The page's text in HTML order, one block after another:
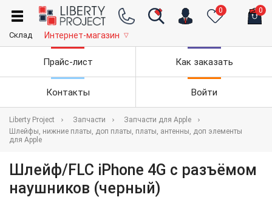
0 0
Склад Интернет-магазин ▽
Прайс-лист Как заказать
Контакты Войти
Liberty Project Запчасти
Запчасти для Apple
Шлейфы, нижние платы, доп платы, платы, антенны, доп элементы
для Apple
Шлейф/FLC iPhone 4G с разъёмом
наушников (черный)